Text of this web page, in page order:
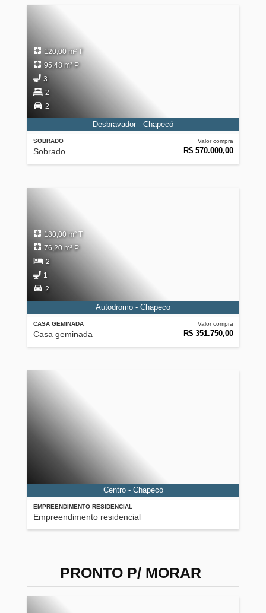
SOBRADO
Sobrado
Valor compra
R$ 570.000,00
120,00 m² T
95,48 m² P
3
2
2
Desbravador - Chapecó
CASA GEMINADA
Casa geminada
Valor compra
R$ 351.750,00
180,00 m² T
76,20 m² P
2
1
2
Autodromo - Chapeco
EMPREENDIMENTO RESIDENCIAL
Empreendimento residencial
Centro - Chapecó
PRONTO P/ MORAR